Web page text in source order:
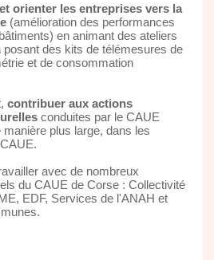
orienter les entreprises vers la
(amélioration des performances
en animant des ateliers
posant des kits de télémesures de
et de consommation
contribuer aux actions
conduites par le CAUE
plus large, dans les
avec de nombreux
du CAUE de Corse : Collectivité
EDF, Services de l'ANAH et